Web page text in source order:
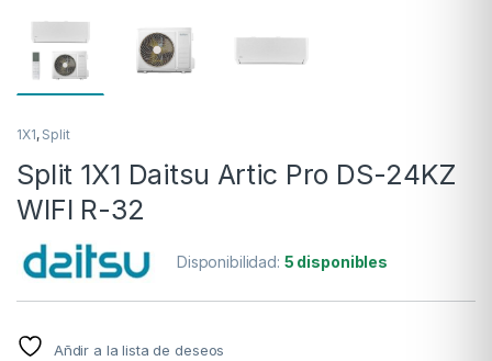
1X1, Split
Split 1X1 Daitsu Artic Pro DS-24KZ
WIFI R-32
Disponibilidad: 5 disponibles
Añdir a la lista de deseos